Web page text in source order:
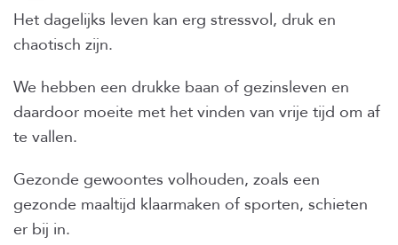
Het dagelijks leven kan erg stressvol, druk en
chaotisch zijn.
We hebben een drukke baan of gezinsleven en
daardoor moeite met het vinden van vrije tijd om af
te vallen.
Gezonde gewoontes volhouden, zoals een
gezonde maaltijd klaarmaken of sporten, schieten
er bij in.